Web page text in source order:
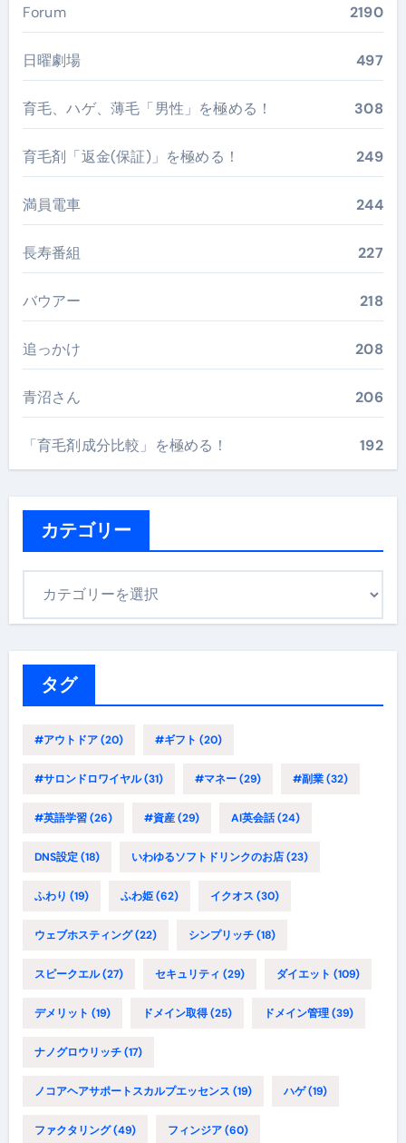
Forum 2190
日曜劇場 497
育毛、ハゲ、薄毛「男性」を極める！ 308
育毛剤「返金(保証)」を極める！ 249
満員電車 244
長寿番組 227
バウアー 218
追っかけ 208
青沼さん 206
「育毛剤成分比較」を極める！ 192
カテゴリー
タグ
#アウトドア(20) #ギフト (20)
#サロンドロワイヤル(31) #マネー(29) #副業(32)
#英語学習(26) #資産(29) AI英会話(24)
DNS設定(18) いわゆるソフトドリンクのお店(23)
ふわり (19) ふわ姫(62) イクオス (30)
ウェブホスティング(22) シンプリッチ(18)
スピークエル(27) セキュリティ (29) ダイエット (109)
デメリット (19) ドメイン取得(25) ドメイン管理(39)
ナノグロウリッチ(17)
ノコアヘアサポートスカルプエッセンス (19) ハゲ(19)
ファクタリング(49) フィンジア(60)